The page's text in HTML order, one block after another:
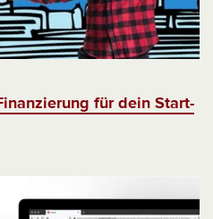
für dein Start-